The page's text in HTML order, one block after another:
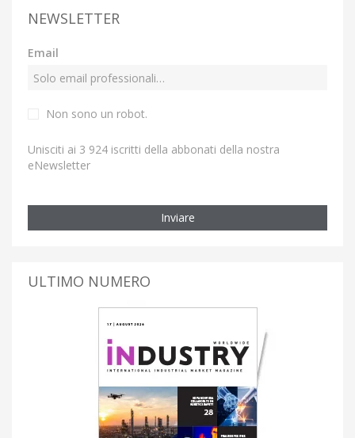
NEWSLETTER
Email
Non sono un robot.
Unisciti ai 3 924 iscritti della abbonati della nostra
eNewsletter
Inviare
ULTIMO NUMERO